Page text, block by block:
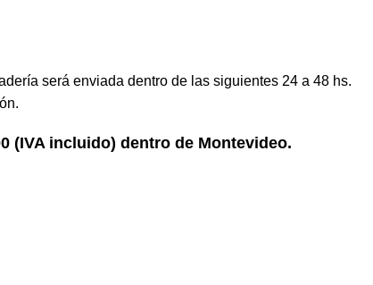
será enviada dentro de las siguientes 24 a 48 hs.
(IVA incluido) dentro de Montevideo.